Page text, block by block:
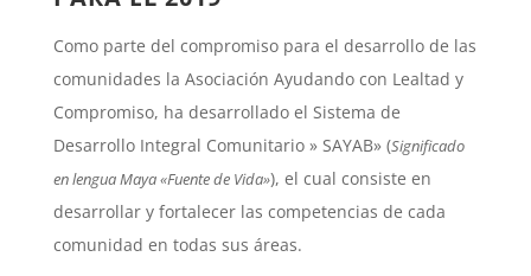
Como parte del compromiso para el desarrollo de las
comunidades la Asociación Ayudando con Lealtad y
Compromiso, ha desarrollado el Sistema de
Desarrollo Integral Comunitario » SAYAB» (Significado
en lengua Maya «Fuente de Vida»), el cual consiste en
desarrollar y fortalecer las competencias de cada
comunidad en todas sus áreas.